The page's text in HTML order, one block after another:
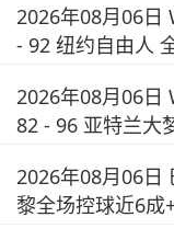
2026年08月06日
- 92 纽约自由人
2026年08月06日
82 - 96 亚特兰大
2026年08月06日
黎全场控球近6成